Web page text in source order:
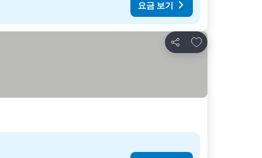
요금 보기
공유
즐겨찾기에 추가